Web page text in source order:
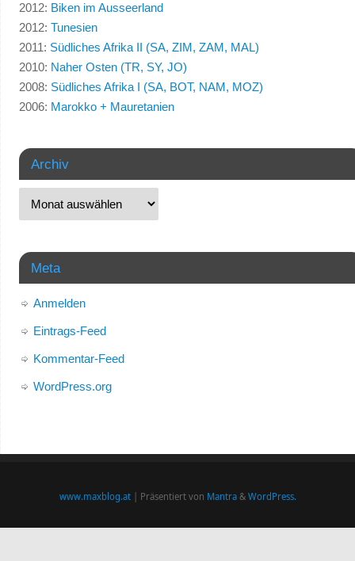
2012: Biken im Ausseerland
2012: Tunesien
2011: Südliches Afrika II (SA, ZIM, ZAM, MAL)
2010: Naher Osten (TR, SY, JO)
2008: Südliches Afrika I (SA, BOT, NAM, MOZ)
2006: Marokko + Mauretanien
Archiv
Meta
Anmelden
Eintrags-Feed
Kommentar-Feed
WordPress.org
www.maxblog.at| Präsentiert von Mantra& WordPress.